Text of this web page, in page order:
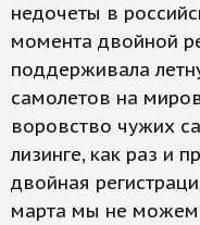
недочеты в
момента двойной
поддерживала
самолетов на
воровство чужих
лизинге, как раз и
двойная
марта мы не можем